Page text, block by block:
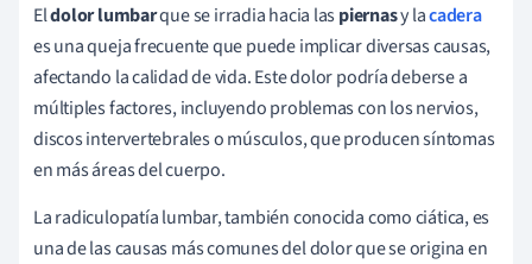
Eldolor lumbarque se irradia hacia laspiernasy lacadera
es una queja frecuente que puede implicar diversas causas,
afectando la calidad de vida. Este dolor podría deberse a
múltiples factores, incluyendo problemas con los nervios,
discos intervertebrales o músculos, que producen síntomas
en más áreas del cuerpo.
La radiculopatía lumbar, también conocida como ciática, es
una de las causas más comunes del dolor que se origina en